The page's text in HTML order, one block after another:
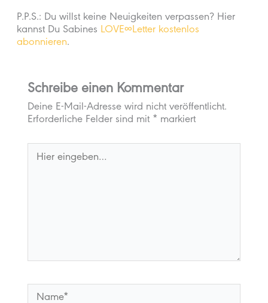
P.P.S.: Du willst keine Neuigkeiten verpassen? Hier
kannst Du Sabines LOVE∞Letter kostenlos
abonnieren.
Schreibe einen Kommentar
Deine E-Mail-Adresse wird nicht veröffentlicht.
Erforderliche Felder sind mit * markiert
eingeben…